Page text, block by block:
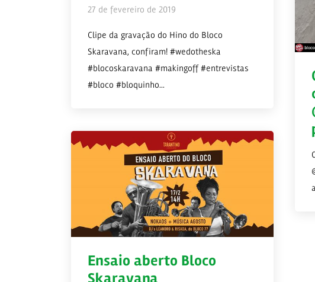
27 de fevereiro de 2019
Clipe da gravação do Hino do Bloco
Skaravana, confiram! #wedotheska
#blocoskaravana #makingoff #entrevistas
#bloco #bloquinho...
Ensaio aberto Bloco